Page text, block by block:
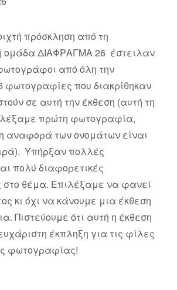
πρόσκληση από τη
ομάδα ΔΙΑΦΡΑΓΜΑ 26 έστειλαν
από όλη την
φωτογραφίες που διακρίθηκαν
σε αυτή την έκθεση (αυτή τη
πρώτη φωτογραφία,
αναφορά των ονομάτων είναι
Υπήρξαν πολλές
πολύ διαφορετικές
στο θέμα. Επιλέξαμε να φανεί
κι όχι να κάνουμε μια έκθεση
Πιστεύουμε ότι αυτή η έκθεση
έκπληξη για τις φίλες
φωτογραφίας!